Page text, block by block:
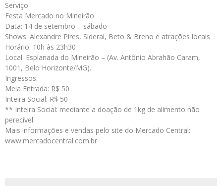
Serviço
Festa Mercado no Mineirão
Data: 14 de setembro – sábado
Shows: Alexandre Pires, Sideral, Beto & Breno e atrações locais
Horário: 10h às 23h30
Local: Esplanada do Mineirão – (Av. Antônio Abrahão Caram,
1001, Belo Horizonte/MG).
Ingressos:
Meia Entrada: R$ 50
Inteira Social: R$ 50
** Inteira Social: mediante a doação de 1kg de alimento não
perecível.
Mais informações e vendas pelo site do Mercado Central:
www.mercadocentral.com.br